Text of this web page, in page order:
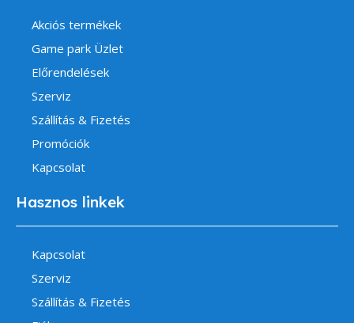
Akciós termékek
Game park Üzlet
Előrendelések
Szerviz
Szállítás & Fizetés
Promóciók
Kapcsolat
Hasznos linkek
Kapcsolat
Szerviz
Szállítás & Fizetés